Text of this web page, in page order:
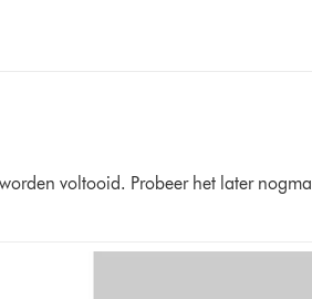
voltooid. Probeer het later